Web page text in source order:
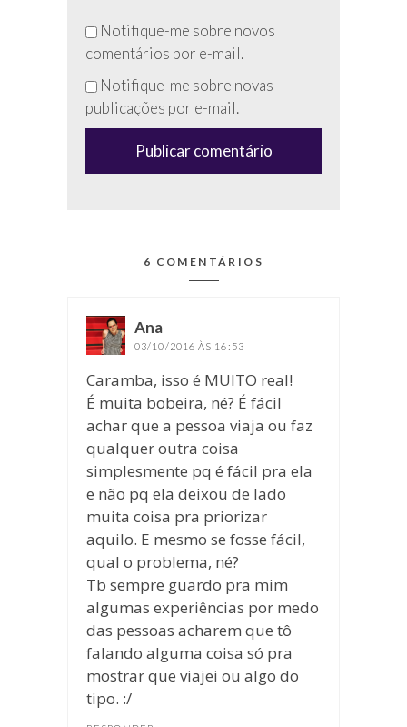
Não
preencha
esse
campo
(anti-
Notifique-me sobre novos
comentários por e-mail.
Notifique-me sobre novas
publicações por e-mail.
6 COMENTÁRIOS
Ana
03/10/2016 ÀS 16:53
Caramba, isso é MUITO real!
É muita bobeira, né? É fácil
achar que a pessoa viaja ou faz
qualquer outra coisa
simplesmente pq é fácil pra ela
e não pq ela deixou de lado
muita coisa pra priorizar
aquilo. E mesmo se fosse fácil,
qual o problema, né?
Tb sempre guardo pra mim
algumas experiências por medo
das pessoas acharem que tô
falando alguma coisa só pra
mostrar que viajei ou algo do
tipo. :/